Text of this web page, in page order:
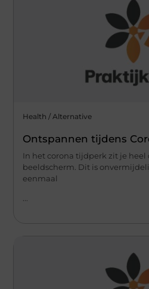
Health / Alternative
Ontspannen tijdens
In het corona tijdperk zit je heel
beeldscherm. Dit is
eenmaal